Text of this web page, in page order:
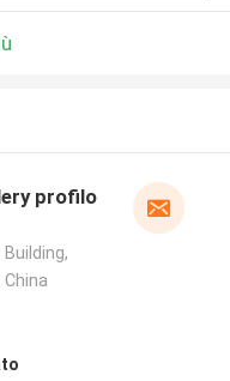
profilo